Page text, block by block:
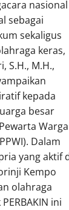
nasional
sebagai
sekaligus
keras,
S.H., M.H.,
kepada
besar
Warga
Dalam
yang aktif
Kempo
olahraga
ini